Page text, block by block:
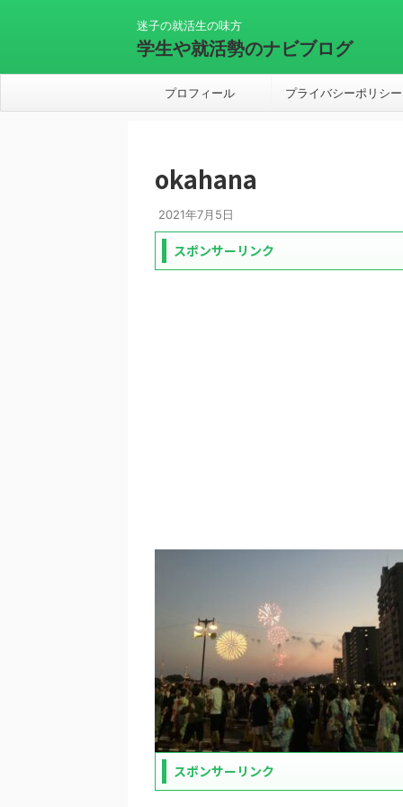
迷子の就活生の味方
学生や就活勢のナビブログ
プロフィール プライバシーポリシー
okahana
2021年7月5日
スポンサーリンク
スポンサーリンク